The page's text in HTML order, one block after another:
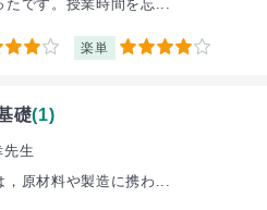
たです。授業時間を忘...
楽単 4
礎(1)
先生
，原材料や製造に携わ...